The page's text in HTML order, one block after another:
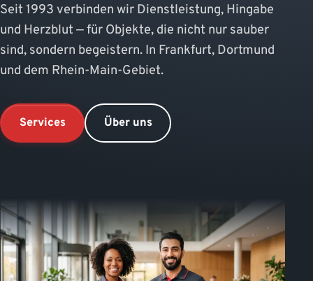
Seit 1993 verbinden wir Dienstleistung, Hingabe
und Herzblut — für Objekte, die nicht nur sauber
sind, sondern begeistern. In Frankfurt, Dortmund
und dem Rhein-Main-Gebiet.
Services Über uns